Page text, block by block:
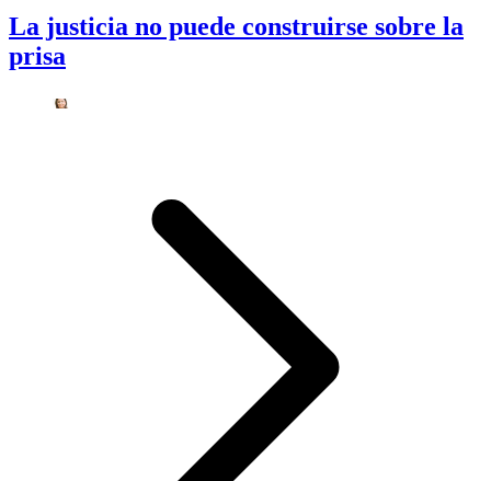
La justicia no puede construirse sobre la
prisa